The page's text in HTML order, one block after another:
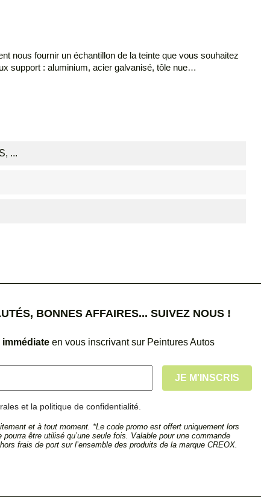
nous fournir un échantillon de la teinte que vous souhaitez
support : aluminium, acier galvanisé, tôle nue…
...
BONNES AFFAIRES... SUIVEZ NOUS !
immédiate en vous inscrivant sur Peintures Autos
et la politique de confidentialité.
et à tout moment. *Le code promo est offert uniquement lors
être utilisé qu’une seule fois. Valable pour une commande
frais de port sur l’ensemble des produits de la marque CREOX.